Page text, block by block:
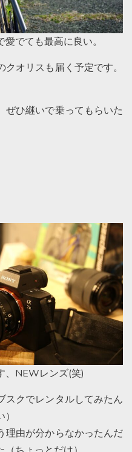
でても最高に良い。
オリスも届く予定です。
ぜひ継いで乗ってもらいた
、NEWレンズ(笑)
スクでレンタルしてみたん
理由が分からなかったんだ